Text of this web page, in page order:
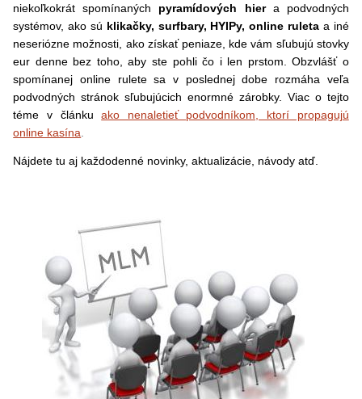
niekoľkokrát spomínaných pyramídových hiera podvodných
systémov, ako sú klikačky, surfbary, HYIPy, online ruleta a iné
neseriózne možnosti, ako získať peniaze, kde vám sľubujú stovky
eur denne bez toho, aby ste pohli čo i len prstom. Obzvlášť o
spomínanej online rulete sa v poslednej dobe rozmáha veľa
podvodných stránok sľubujúcich enormné zárobky. Viac o tejto
téme v článku
ako nenaletieť podvodníkom, ktorí propagujú
online kasína
Nájdete tu aj každodenné novinky, aktualizácie, návody atď.